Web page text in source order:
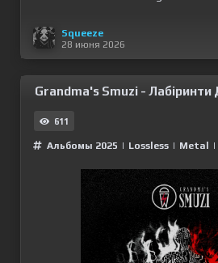
Squeeze
28 июня 2026
Grandma's Smuzi - Лабіринти
611
Альбомы 2025 | Lossless | Metal |